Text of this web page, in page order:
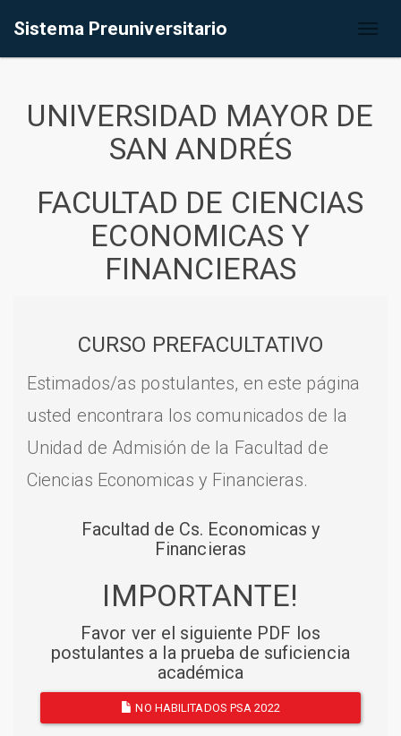
Sistema Preuniversitario
UNIVERSIDAD MAYOR DE
SAN ANDRÉS
FACULTAD DE CIENCIAS
ECONOMICAS Y
FINANCIERAS
CURSO PREFACULTATIVO
Estimados/as postulantes, en este página
usted encontrara los comunicados de la
Unidad de Admisión de la Facultad de
Ciencias Economicas y Financieras.
Facultad de Cs. Economicas y
Financieras
IMPORTANTE!
Favor ver el siguiente PDF los
postulantes a la prueba de suficiencia
académica
NO HABILITADOS PSA 2022